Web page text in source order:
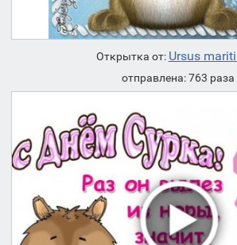
Открытка от: Ursus
отправлена: 763 раза